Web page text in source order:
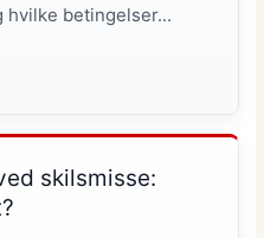
betingelser...
skilsmisse: